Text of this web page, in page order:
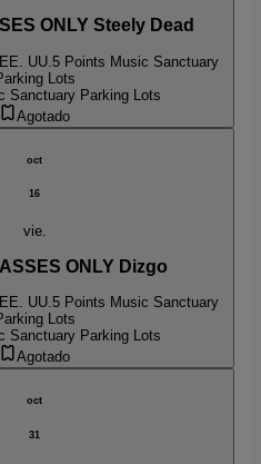
ONLY Steely Dead
UU. 5 Points Music Sanctuary
Lots
Sanctuary Parking Lots
Agotado
oct
16
vie.
ONLY Dizgo
UU.5 Points Music Sanctuary
Lots
Sanctuary Parking Lots
Agotado
oct
31